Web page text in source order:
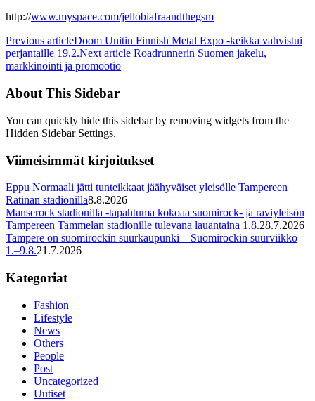
http://www.myspace.com/jellobiafraandthegsm
Previous articleDoom Unitin Finnish Metal Expo -keikka vahvistui
perjantaille 19.2.Next article Roadrunnerin Suomen jakelu,
markkinointi ja promootio
About This Sidebar
You can quickly hide this sidebar by removing widgets from the
Hidden Sidebar Settings.
Viimeisimmät kirjoitukset
Eppu Normaali jätti tunteikkaat jäähyväiset yleisölle Tampereen
Ratinan stadionilla8.8.2026
Manserock stadionilla -tapahtuma kokoaa suomirock- ja raviyleisön
Tampereen Tammelan stadionille tulevana lauantaina 1.8.28.7.2026
Tampere on suomirockin suurkaupunki – Suomirockin suurviikko
1.–9.8.21.7.2026
Kategoriat
Fashion
Lifestyle
News
Others
People
Post
Uncategorized
Uutiset